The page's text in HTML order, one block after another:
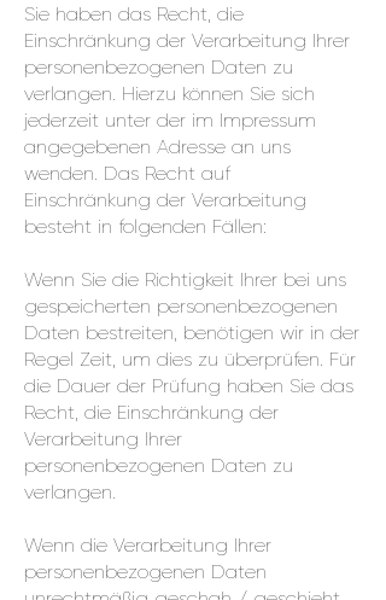
Sie haben das Recht, die
Einschränkung der Verarbeitung Ihrer
personenbezogenen Daten zu
verlangen. Hierzu können Sie sich
jederzeit unter der im Impressum
angegebenen Adresse an uns
wenden. Das Recht auf
Einschränkung der Verarbeitung
besteht in folgenden Fällen:
Wenn Sie die Richtigkeit Ihrer bei uns
gespeicherten personenbezogenen
Daten bestreiten, benötigen wir in der
Regel Zeit, um dies zu überprüfen. Für
die Dauer der Prüfung haben Sie das
Recht, die Einschränkung der
Verarbeitung Ihrer
personenbezogenen Daten zu
verlangen.
Wenn die Verarbeitung Ihrer
personenbezogenen Daten